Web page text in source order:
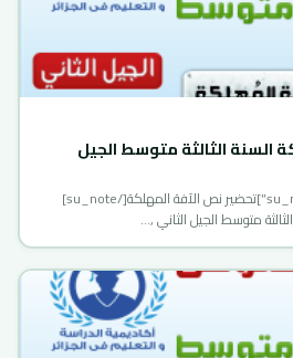
السنة الثالثة متوسط الجيل
[su_note note_color=”#53defb”]تحضير نص الآفة المهلكة[/su_note]
متوسط الجيل الثاني ,…